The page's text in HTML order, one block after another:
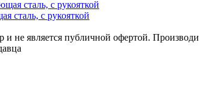
сталь, с рукояткой
является публичной офертой.